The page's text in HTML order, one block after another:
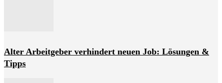
Alter Arbeitgeber verhindert neuen Job: Lösungen &
Tipps